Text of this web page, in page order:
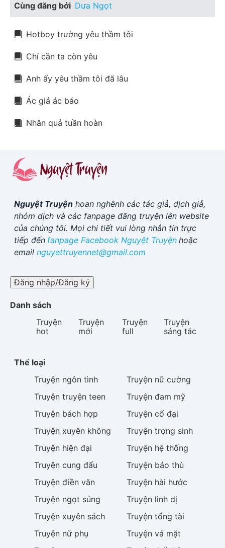
Cùng đăng bởi Dưa Ngọt
Hotboy trường yêu thầm tôi
Chỉ cần ta còn yêu
Anh ấy yêu thầm tôi đã lâu
Ác giả ác báo
Nhân quả tuần hoàn
Nguyệt Truyện hoan nghênh các tác giả, dịch giả,
nhóm dịch và các fanpage đăng truyện lên website
của chúng tôi. Mọi chi tiết vui lòng nhắn tin trực
tiếp đến fanpage Facebook Nguyệt Truyện hoặc
email nguyettruyennet@gmail.com
Đăng nhập/Đăng ký
Danh sách
Truyện
hot
Truyện
mới
Truyện
full
Truyện
sáng tác
Thể loại
Truyện ngôn tình Truyện nữ cường
Truyện truyện teen Truyện đam mỹ
Truyện bách hợp Truyện cổ đại
Truyện xuyên không Truyện trọng sinh
Truyện hiện đại Truyện hệ thống
Truyện cung đấu Truyện báo thù
Truyện điền văn Truyện hài hước
Truyện ngọt sủng Truyện linh dị
Truyện xuyên sách Truyện tổng tài
Truyện nữ phụ Truyện vả mặt